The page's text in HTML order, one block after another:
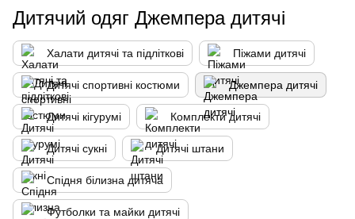
Дитячий одяг Джемпера дитячі
Халати дитячі та підліткові Піжами дитячі
Дитячі спортивні костюми Джемпера дитячі
Дитячі кігурумі Комплекти дитячі
Дитячі сукні Дитячі штани
Спідня білизна дитяча
Футболки та майки дитячі